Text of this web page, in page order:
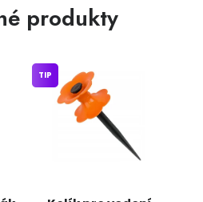
produkty
TIP